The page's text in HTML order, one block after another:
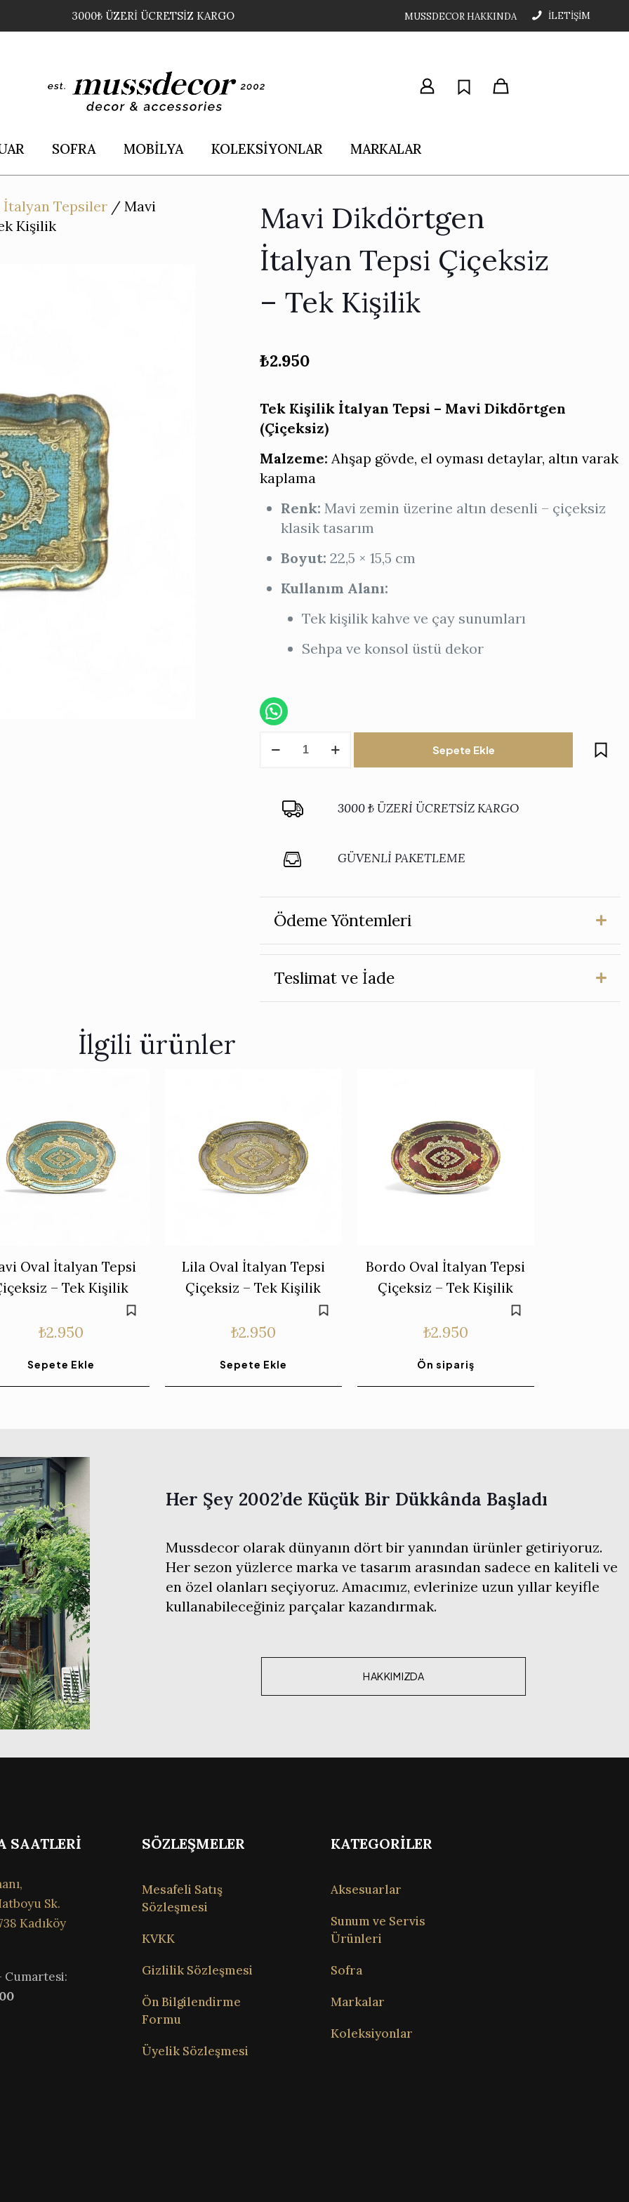
3000₺ ÜZERİ ÜCRETSİZ KARGO MUSSDECOR HAKKINDA İLETİŞİM
SOFRA MOBİLYA KOLEKSİYONLAR MARKALAR
İtalyan Tepsiler/ Mavi
Kişilik
Mavi Dikdörtgen
İtalyan Tepsi Çiçeksiz
– Tek Kişilik
₺2.950
Tek Kişilik İtalyan Tepsi – Mavi Dikdörtgen
(Çiçeksiz)
Malzeme: Ahşap gövde, el oyması detaylar, altın varak
kaplama
Renk: Mavi zemin üzerine altın desenli – çiçeksiz
klasik tasarım
Boyut: 22,5 × 15,5 cm
Kullanım Alanı:
Tek kişilik kahve ve çay sunumları
Sehpa ve konsol üstü dekor
Dikdörtgen
Tepsi
Çiçeksiz
adet
Sepete Ekle
3000 ₺ ÜZERİ ÜCRETSİZ KARGO
GÜVENLİ PAKETLEME
Ödeme Yöntemleri
Teslimat ve İade
İlgili ürünler
Oval İtalyan Tepsi
– Tek Kişilik
₺2.950
Sepete Ekle
Lila Oval İtalyan Tepsi
Çiçeksiz – Tek Kişilik
₺2.950
Sepete Ekle
Bordo Oval İtalyan Tepsi
Çiçeksiz – Tek Kişilik
₺2.950
Ön sipariş
Her Şey 2002’de Küçük Bir Dükkânda Başladı
Mussdecor olarak dünyanın dört bir yanından ürünler getiriyoruz.
Her sezon yüzlerce marka ve tasarım arasından sadece en kaliteli ve
en özel olanları seçiyoruz. Amacımız, evlerinize uzun yıllar keyifle
kullanabileceğiniz parçalar kazandırmak.
HAKKIMIZDA
SAATLERİ
Sk.
Kadıköy
Cumartesi:
SÖZLEŞMELER
Mesafeli Satış
Sözleşmesi
KVKK
Gizlilik Sözleşmesi
Ön Bilgilendirme
Formu
Üyelik Sözleşmesi
KATEGORİLER
Aksesuarlar
Sunum ve Servis
Ürünleri
Sofra
Markalar
Koleksiyonlar